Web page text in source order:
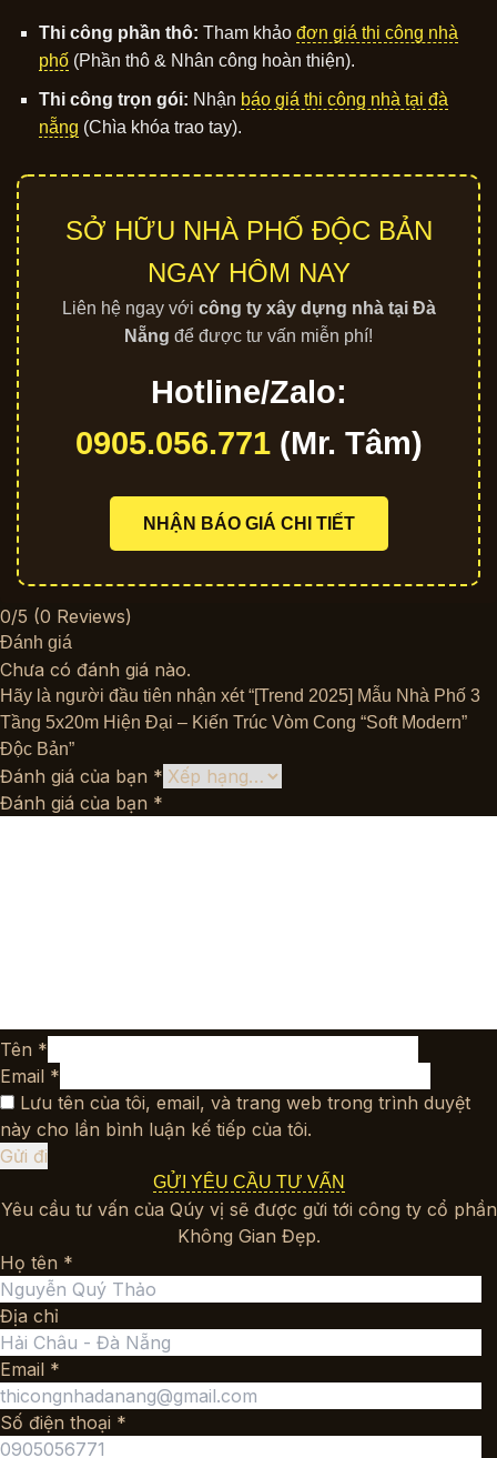
Thi công phần thô: Tham khảo đơn giá thi công nhà
phố (Phần thô & Nhân công hoàn thiện).
Thi công trọn gói: Nhận báo giá thi công nhà tại đà
nẵng (Chìa khóa trao tay).
SỞ HỮU NHÀ PHỐ ĐỘC BẢN
NGAY HÔM NAY
Liên hệ ngay với công ty xây dựng nhà tại Đà
Nẵng để được tư vấn miễn phí!
Hotline/Zalo:
0905.056.771(Mr. Tâm)
NHẬN BÁO GIÁ CHI TIẾT
0/5 (0 Reviews)
Đánh giá
Chưa có đánh giá nào.
Hãy là người đầu tiên nhận xét “[Trend 2025] Mẫu Nhà Phố 3
Tầng 5x20m Hiện Đại – Kiến Trúc Vòm Cong “Soft Modern”
Độc Bản”
Đánh giá của bạn *
Đánh giá của bạn *
Tên *
Email *
Lưu tên của tôi, email, và trang web trong trình duyệt
này cho lần bình luận kế tiếp của tôi.
GỬI YÊU CẦU TƯ VẤN
Yêu cầu tư vấn của Qúy vị sẽ được gửi tới công ty cổ phần
Không Gian Đẹp.
Họ tên *
Địa chỉ
Email *
Số điện thoại *